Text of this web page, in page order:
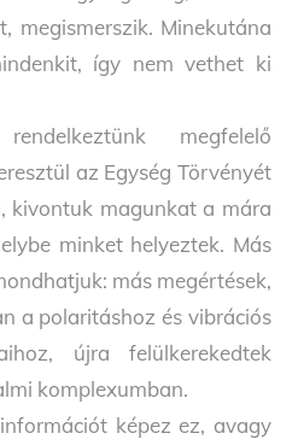
megismerszik. Minekutána
így nem vethet ki
megfelelő
az Egység Törvényét
kivontuk magunkat a mára
minket helyeztek. Más
más megértések,
a polaritáshoz és vibrációs
újra felülkerekedtek
komplexumban.
képez ez, avagy